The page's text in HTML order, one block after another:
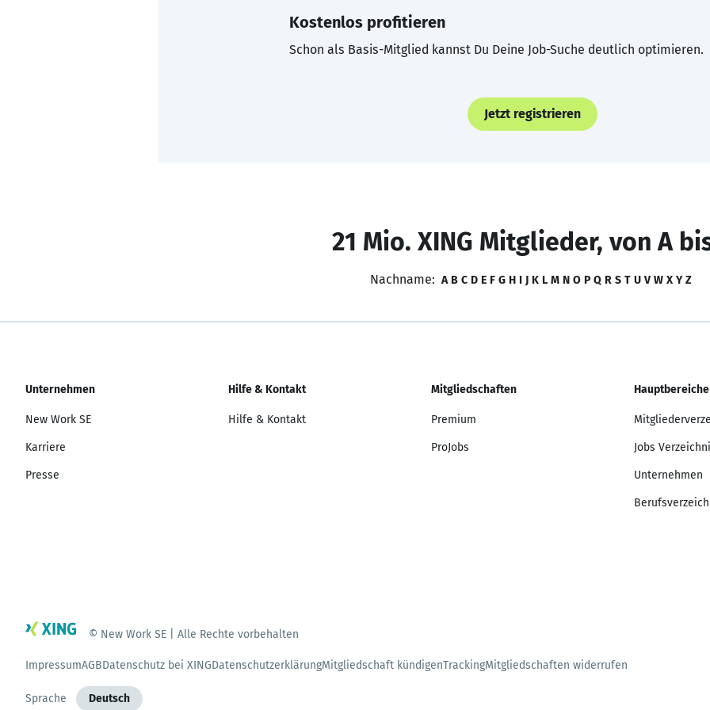
Kostenlos profitieren
Schon als Basis-Mitglied kannst Du Deine Job-Suche deutlich optimieren.
Jetzt registrieren
21 Mio. XING Mitglieder, von A
Nachname: A B C D E F G H I J K L M N O P Q R S T U V W X Y Z
Unternehmen
New Work SE
Karriere
Presse
Hilfe & Kontakt
Hilfe & Kontakt
Mitgliedschaften
Premium
ProJobs
Hauptbereiche
Jobs
Unternehmen
© New Work SE | Alle Rechte vorbehalten
ImpressumAGBDatenschutz bei XINGDatenschutzerklärungMitgliedschaft kündigenTrackingMitgliedschaften widerrufen
Sprache Deutsch